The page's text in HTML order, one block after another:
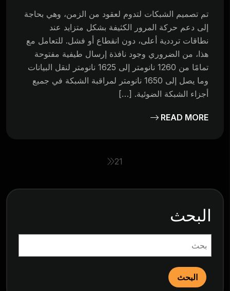
تم تصميم الشبكات لتدوم لعقود من الزمن، وهي بحاجة
إلى دعم حركة المرور الكثيفة بشكل متزايد عند
نطاقات ترددية أعلى، دون انقطاع أو فشل. للتعامل مع
هذا، من الضروري وجود نافذة إرسال طيفية مفتوحة
تمامًا من 1260 نانومتر إلى 1625 نانومتر لنقل البيانات
وما يصل إلى 1650 نانومتر لمراقبة الشبكة في جميع
أجزاء الشبكة الضوئية. […]
READ MORE
1
2
البحث
البحث